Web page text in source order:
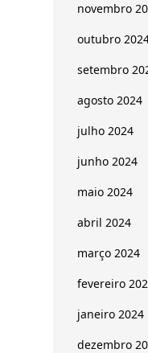
novembro
outubro
setembro
agosto 2024
julho 2024
junho 2024
maio 2024
abril 2024
março 2024
fevereiro
janeiro 2024
dezembro